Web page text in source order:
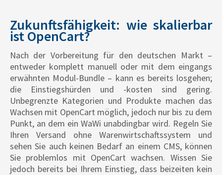
Zukunftsfähigkeit: wie skalierbar
ist OpenCart?
Nach der Vorbereitung für den deutschen Markt –
entweder komplett manuell oder mit dem eingangs
erwähnten Modul-Bundle – kann es bereits losgehen;
die Einstiegshürden und -kosten sind gering.
Unbegrenzte Kategorien und Produkte machen das
Wachsen mit OpenCart möglich, jedoch nur bis zu dem
Punkt, an dem ein WaWi unabdingbar wird. Regeln Sie
Ihren Versand ohne Warenwirtschaftssystem und
sehen Sie auch keinen Bedarf an einem CMS, können
Sie problemlos mit OpenCart wachsen. Wissen Sie
jedoch bereits bei Ihrem Einstieg, dass beizeiten kein